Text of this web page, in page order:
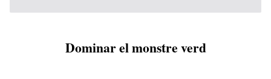
Dominar el monstre verd